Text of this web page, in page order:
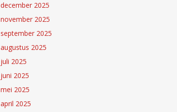
december 2025
november 2025
september 2025
augustus 2025
juli 2025
juni 2025
mei 2025
april 2025